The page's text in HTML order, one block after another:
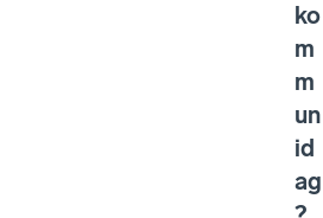
ko
m
m
un
id
ag